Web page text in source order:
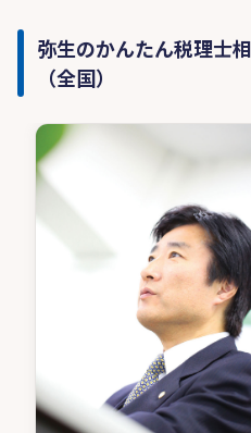
弥生のかんたん税理士
（全国）